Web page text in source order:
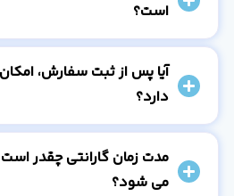
است؟
آیا پس از ثبت سفارش،
دارد؟
مدت زمان گارانتی چقدر
می شود؟